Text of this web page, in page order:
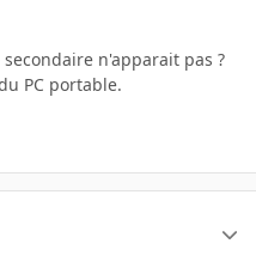
n'apparait pas ?
PC portable.